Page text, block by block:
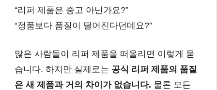
“리퍼 제품은 중고 아닌가요?”
“정품보다 품질이 떨어진다던데요?”
많은 사람들이 리퍼 제품을 떠올리면 이렇게 묻
습니다. 하지만 실제로는 공식 리퍼 제품의 품질
은 새 제품과 거의 차이가 없습니다. 물론 모든